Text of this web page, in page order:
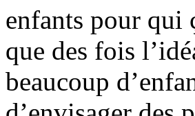
enfants pour qui
que des fois
beaucoup